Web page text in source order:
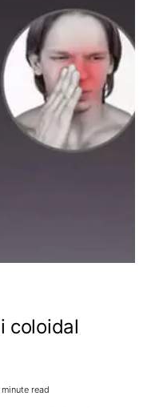
coloidal
minute read